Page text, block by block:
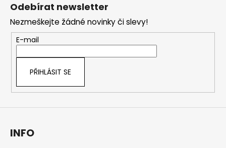
Odebírat newsletter
Nezmeškejte žádné novinky či slevy!
E-mail
PŘIHLÁSIT SE
INFO